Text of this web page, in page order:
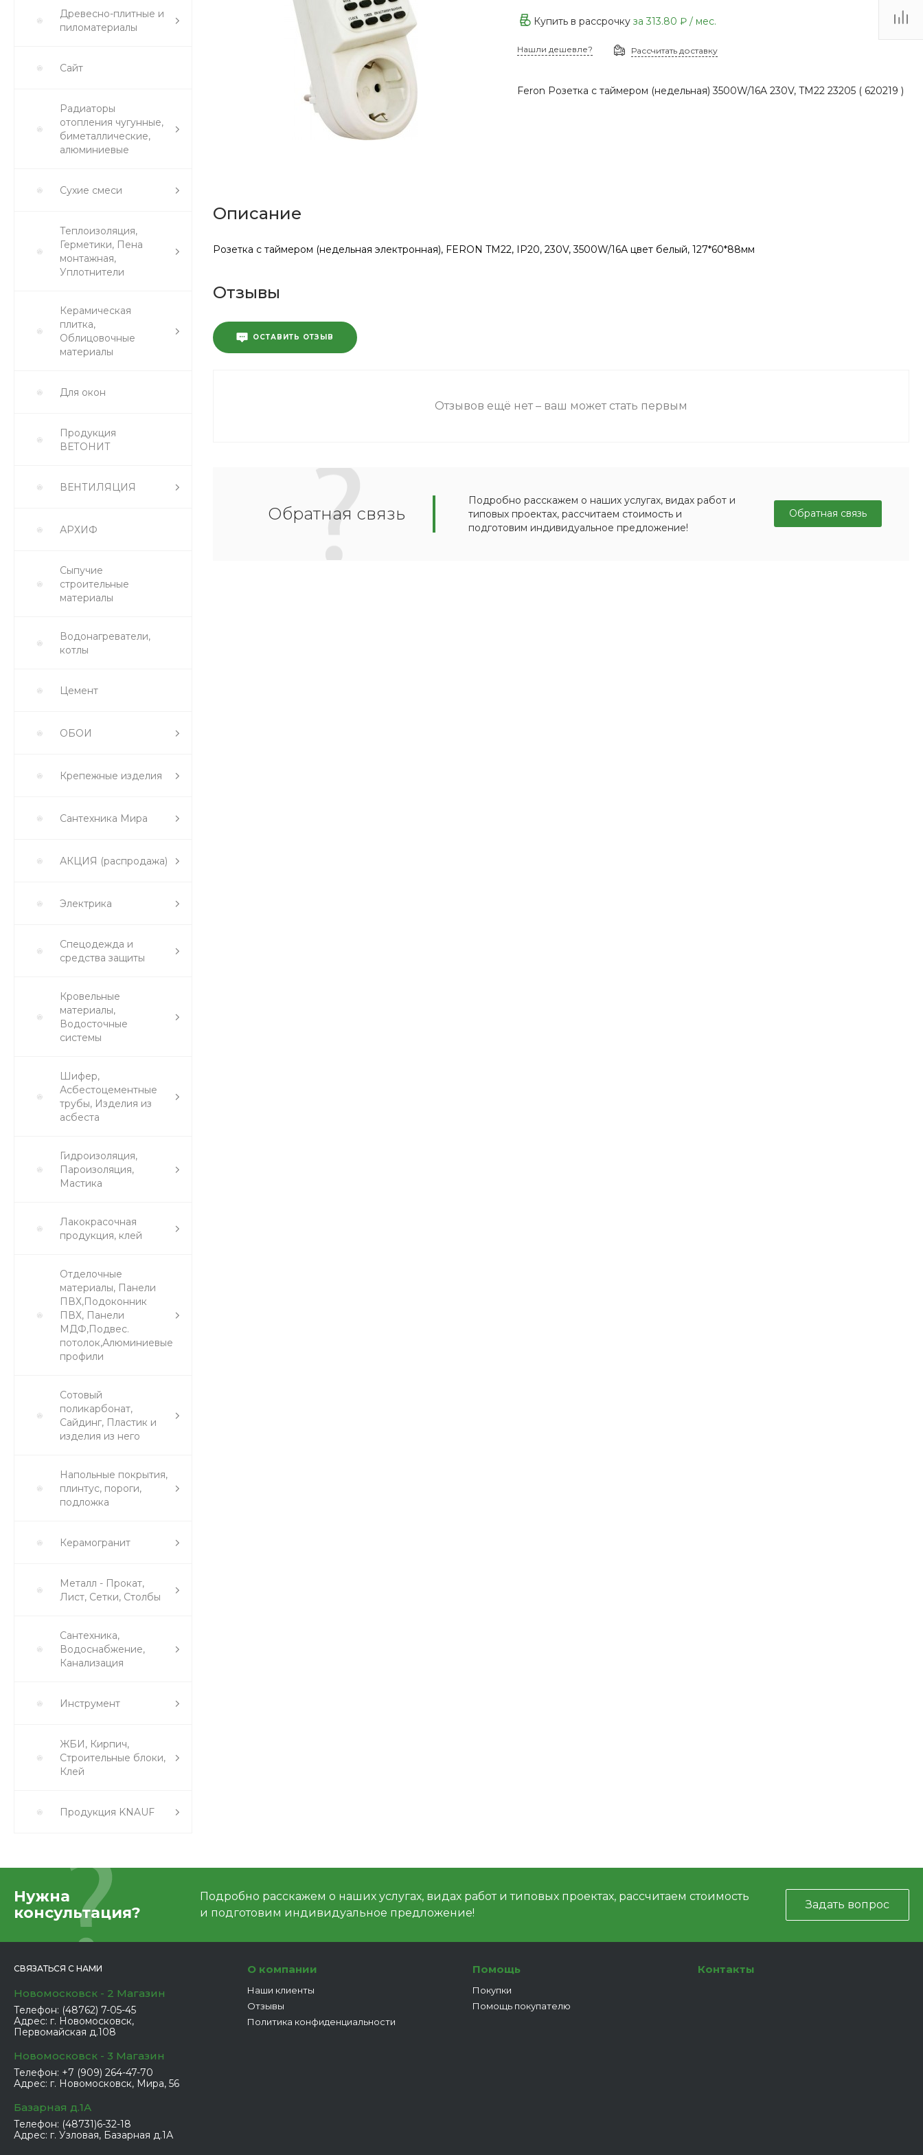
Древесно-плитные и
пиломатериалы
Сайт
Радиаторы
отопления чугунные,
биметаллические,
алюминиевые
Сухие смеси
Теплоизоляция,
Герметики, Пена
монтажная,
Уплотнители
Керамическая
плитка,
Облицовочные
материалы
Для окон
Продукция
ВЕТОНИТ
ВЕНТИЛЯЦИЯ
АРХИФ
Сыпучие
строительные
материалы
Водонагреватели,
котлы
Цемент
ОБОИ
Крепежные изделия
Сантехника Мира
АКЦИЯ (распродажа)
Электрика
Спецодежда и
средства защиты
Кровельные
материалы,
Водосточные
системы
Шифер,
Асбестоцементные
трубы, Изделия из
асбеста
Гидроизоляция,
Пароизоляция,
Мастика
Лакокрасочная
продукция, клей
Отделочные
материалы, Панели
ПВХ,Подоконник
ПВХ, Панели
МДФ,Подвес.
потолок,Алюминиевые
профили
Сотовый
поликарбонат,
Сайдинг, Пластик и
изделия из него
Напольные покрытия,
плинтус, пороги,
подложка
Керамогранит
Металл - Прокат,
Лист, Сетки, Столбы
Сантехника,
Водоснабжение,
Канализация
Инструмент
ЖБИ, Кирпич,
Строительные блоки,
Клей
Продукция KNAUF
Купить в рассрочку за 313.80 ₽/ мес.
Нашли дешевле? Рассчитать доставку
Feron Розетка с таймером (недельная) 3500W/16A 230V, TM22 23205 ( 620219 )
Описание
Розетка с таймером (недельная электронная), FERON TM22, IP20, 230V, 3500W/16А цвет белый, 127*60*88мм
Отзывы
ОСТАВИТЬ ОТЗЫВ
Отзывов ещё нет – ваш может стать первым
Обратная связь
Подробно расскажем о наших услугах, видах работ и
типовых проектах, рассчитаем стоимость и
подготовим индивидуальное предложение!
Обратная связь
Нужна
консультация?
Подробно расскажем о наших услугах, видах работ и типовых проектах, рассчитаем стоимость
и подготовим индивидуальное предложение!
Задать вопрос
СВЯЗАТЬСЯ С НАМИ
Новомосковск - 2 Магазин
Телефон: (48762) 7-05-45
Адрес: г. Новомосковск,
Первомайская д.108
Новомосковск - 3 Магазин
Телефон: +7 (909) 264-47-70
Адрес: г. Новомосковск, Мира, 56
Базарная д.1А
Телефон: (48731)6-32-18
Адрес: г. Узловая, Базарная д.1А
О компании
Наши клиенты
Отзывы
Политика конфиденциальности
Помощь
Покупки
Помощь покупателю
Контакты